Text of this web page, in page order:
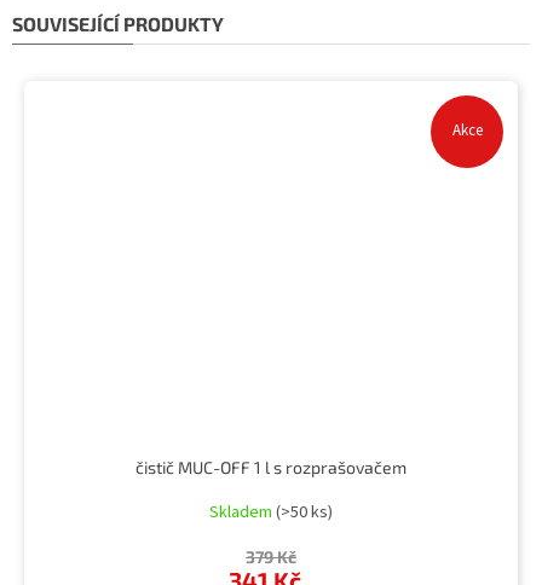
SOUVISEJÍCÍ PRODUKTY
Akce
čistič MUC-OFF 1 l s rozprašovačem
Skladem (>50 ks)
379 Kč